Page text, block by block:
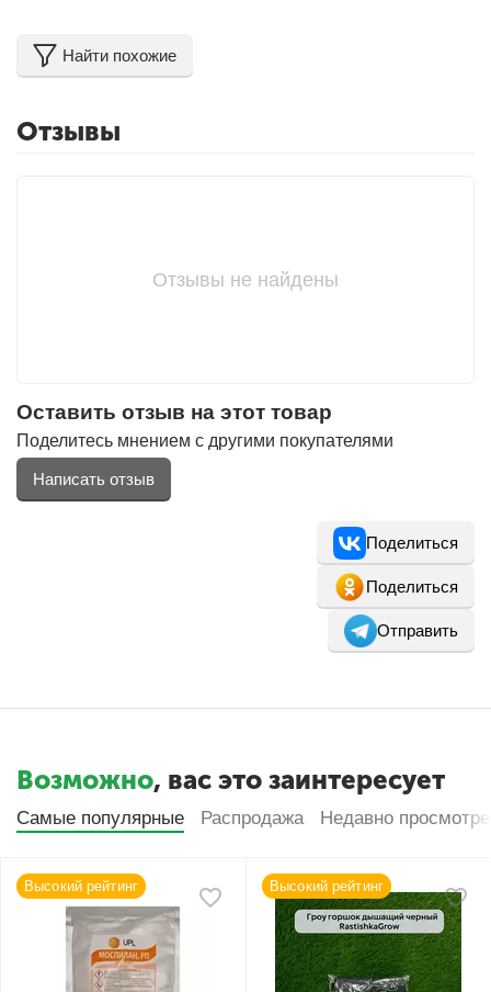
Найти похожие
Отзывы
Отзывы не найдены
Оставить отзыв на этот товар
Поделитесь мнением с другими покупателями
Написать отзыв
Поделиться
Поделиться
Отправить
Возможно, вас это заинтересует
Самые популярные Распродажа Недавно
Высокий рейтинг Высокий рейтинг